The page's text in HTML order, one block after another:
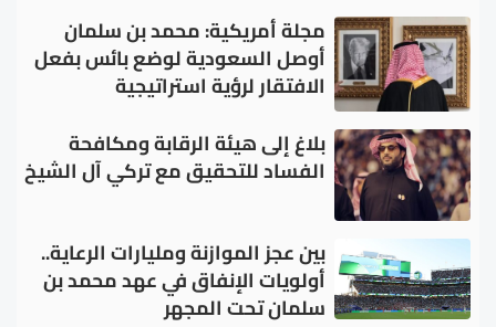
مجلة أمريكية: محمد بن سلمان
أوصل السعودية لوضع بائس بفعل
الافتقار لرؤية استراتيجية
بلاغ إلى هيئة الرقابة ومكافحة
الفساد للتحقيق مع تركي آل الشيخ
بين عجز الموازنة ومليارات الرعاية..
أولويات الإنفاق في عهد محمد بن
سلمان تحت المجهر